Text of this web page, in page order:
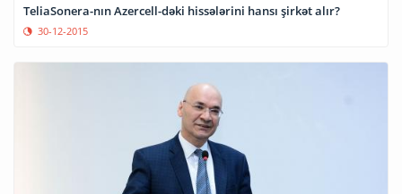
TeliaSonera-nın Azercell-dəki hissələrini hansı şirkət alır?
30-12-2015